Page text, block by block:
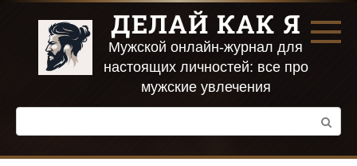
Перейти
контенту
ДЕЛАЙ КАК Я
Мужской онлайн-журнал для
настоящих личностей: все про
мужские увлечения
Поиск: